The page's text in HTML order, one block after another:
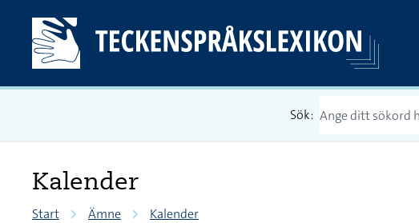
Sök:
Kalender
Start Ämne Kalender